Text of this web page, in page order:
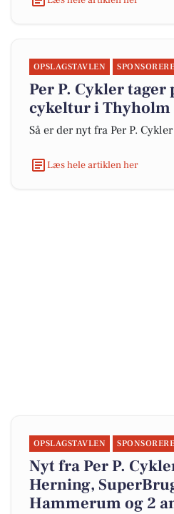
OPSLAGSTAVLEN
Per P. Cykler tager
cykeltur i Thyholm
Så er der nyt fra Per P. Cykler
Læs hele artiklen her
OPSLAGSTAVLEN
Nyt fra Per P.
Herning,
Hammerum og 2